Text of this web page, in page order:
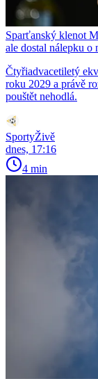
Sparťanský klenot
ale dostal nálepku o
Čtyřiadvacetiletý
roku 2029 a právě
pouštět nehodlá.
SportyŽivě
dnes, 17:16
4 min